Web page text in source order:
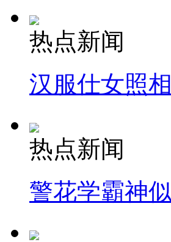
热点新闻
汉服仕女照
热点新闻
警花学霸神